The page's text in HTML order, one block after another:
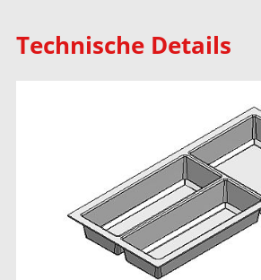
Technische Details